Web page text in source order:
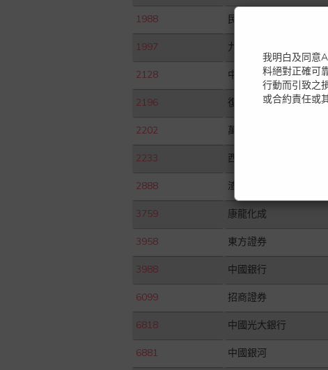
我明白及同意
料絕對正確可
行動而引致之
或合約責任或
1988 民生銀行
1997 九龍倉置業
2128 中國聯塑
2196 復星醫藥
2202 萬科企業
2233 西部水泥
2888 渣打集團
3759 康龍化成
3958 東方證券
3988 中國銀行
6099 招商證券
6818 中國光大銀行
6881 中國銀河